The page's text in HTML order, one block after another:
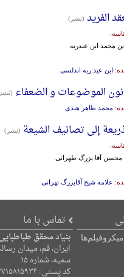
الفرید (نشر)
محمد ابن عبدربه
ابن عبد ربه اندلسی
الموضوعات و الضعفاء
محمد طاهر هندی
إلی تصانیف الشیعة (نشر)
محسن آقا بزرگ طهرانی
علامه شیخ آقابزرگ تهرانی
تماس با ما
بنیاد محقق طباطبایی
ایران، قم، میدان
سمیه، شماره ۱۵.
کد پستی: ۳۷۱۵۸۱۵۹۳۴